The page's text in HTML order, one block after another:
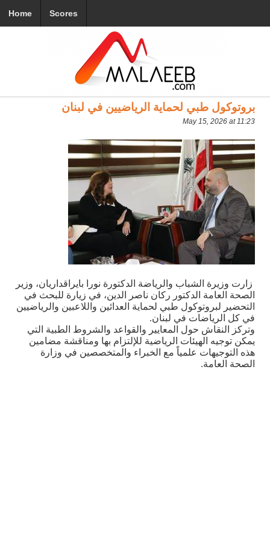
Home Scores
بروتوكول طبي لحماية الرياضيين في لبنان
May 15, 2026 at 11:23
زارت وزيرة الشباب والرياضة الدكتورة نورا بايراقداريان، وزير
الصحة العامة الدكتور ركان ناصر الدين، في زيارة للبحث في
التحضير لبروتوكول طبي لحماية العدائين واللاعبين والرياضيين
في كل الرياضات في لبنان.
وتركز النقاش حول المعايير والقواعد والشروط الطبية التي
يمكن توجيه الهيئات الرياضية للإلتزام بها ومناقشة مضامين
هذه التوجيهات علمياً مع الخبراء والمتخصصين في وزارة
الصحة العامة.